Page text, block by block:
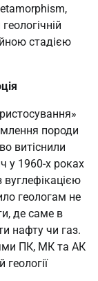
стадією
породи
витіснили
у 1960-х роках
вуглефікацією
геологам не
де саме в
нафту чи газ.
ПК, МК та АК